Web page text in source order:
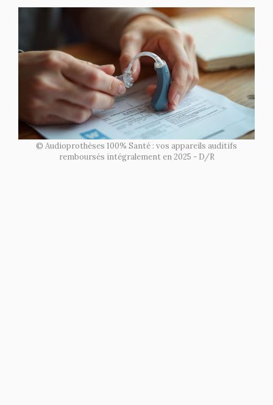
© Audioprothèses 100% Santé : vos appareils auditifs
remboursés intégralement en 2025 - D/R